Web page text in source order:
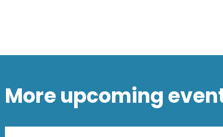
More upcoming